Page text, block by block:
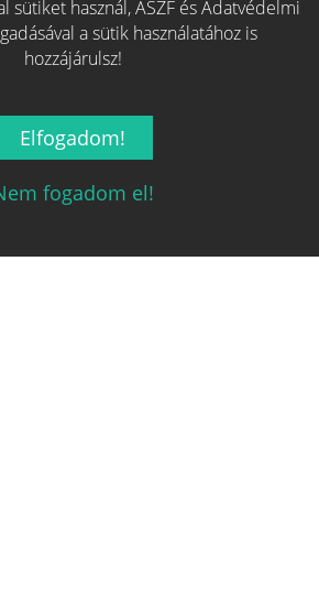
hasonló játék keresése
sütiket használ, ÁSZF és Adatvédelmi
a sütik használatához is
hozzájárulsz!
Elfogadom!
fogadom el!